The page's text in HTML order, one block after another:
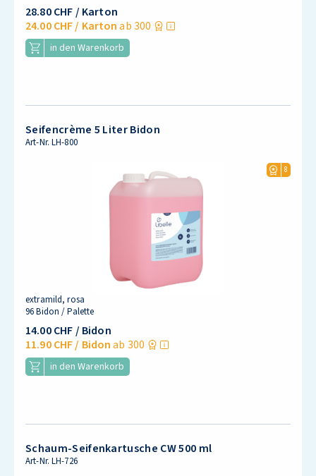
28.80 CHF/ Karton
24.00 CHF/ Karton ab 300
in den Warenkorb
Seifencrème 5 Liter Bidon
Art-Nr.LH-800
8
extramild, rosa
96 Bidon / Palette
14.00 CHF/ Bidon
11.90 CHF/ Bidonab 300
in den Warenkorb
Schaum-Seifenkartusche CW 500 ml
Art-Nr.LH-726